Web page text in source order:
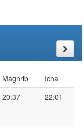
Maghrib
Icha
20:37 22:01